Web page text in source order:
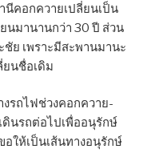
นีคอกควายเปลี่ยนเป็น
นมานานกว่า 30 ปี ส่วน
ย เพราะมีสะพานมานะ
นชื่อเดิม
รถไฟช่วงคอกควาย-
ดินรถต่อไปเพื่ออนุรักษ์
ให้เป็นเส้นทางอนุรักษ์